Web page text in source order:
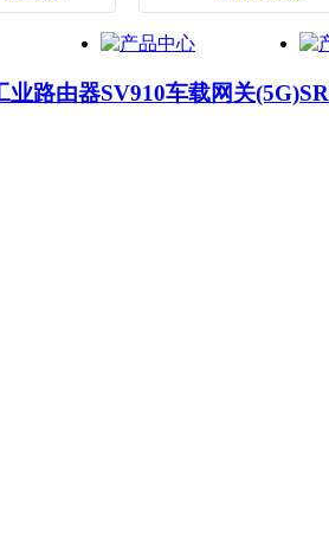
业路由器SV910车载网关(5G)